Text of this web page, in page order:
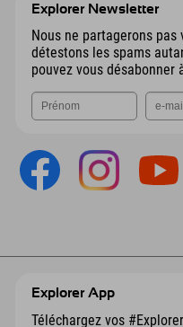
Explorer Newsletter
Nous ne partagerons
détestons les spams
pouvez vous désabonner
Explorer App
Téléchargez vos